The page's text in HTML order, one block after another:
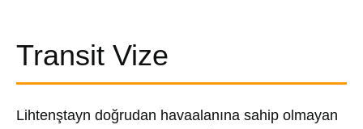
Transit Vize
Lihtenştayn doğrudan havaalanına sahip olmayan